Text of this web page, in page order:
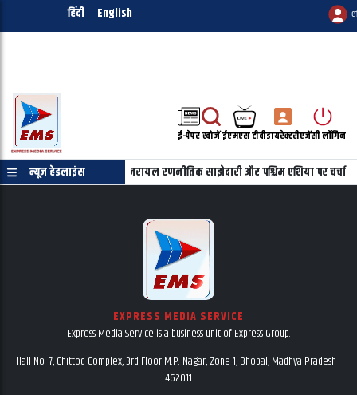
हिंदी English
ई-पेपरखोजेंईएमएस टीवीडायरेक्टरीएजेंसी लॉगिन
न्यूज़ हेडलाइंस
की फोन पर बातचीत, भारत-इजरायल रणनीतिक साझेदारी और पश्चिम एशिया पर चर्चा
EXPRESS MEDIA SERVICE
Express Media Service is a business unit of Express Group.
Hall No. 7, Chittod Complex, 3rd Floor M.P. Nagar, Zone-1, Bhopal, Madhya Pradesh -
462011